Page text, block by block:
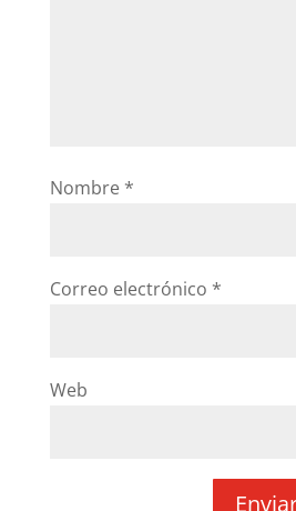
Nombre *
Correo electrónico *
Web